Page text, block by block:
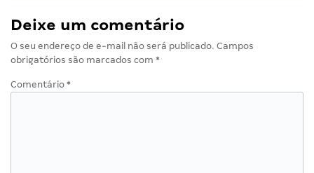
Deixe um comentário
O seu endereço de e-mail não será publicado. Campos
obrigatórios são marcados com *
Comentário *